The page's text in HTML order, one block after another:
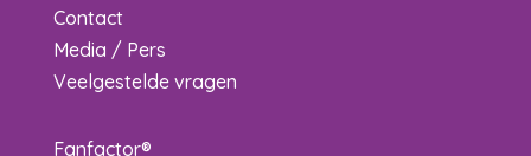
Contact
Media / Pers
Veelgestelde vragen
Fanfactor®